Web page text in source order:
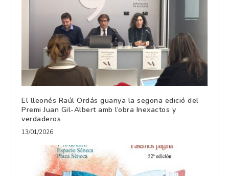
El lleonés Raúl Ordás guanya la segona edició del
Premi Juan Gil-Albert amb l’obra Inexactos y
verdaderos
13/01/2026